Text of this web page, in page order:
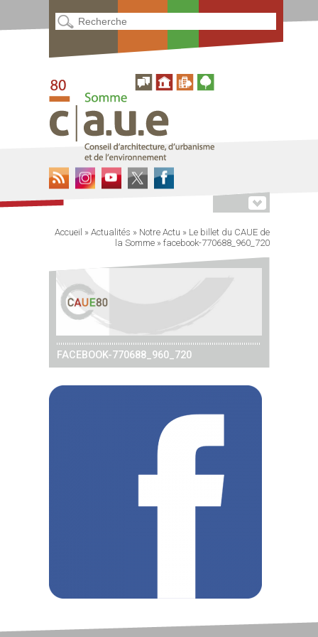
Accueil » Actualités » Notre Actu » Le billet du CAUE de
la Somme» facebook-770688_960_720
FACEBOOK-770688_960_720